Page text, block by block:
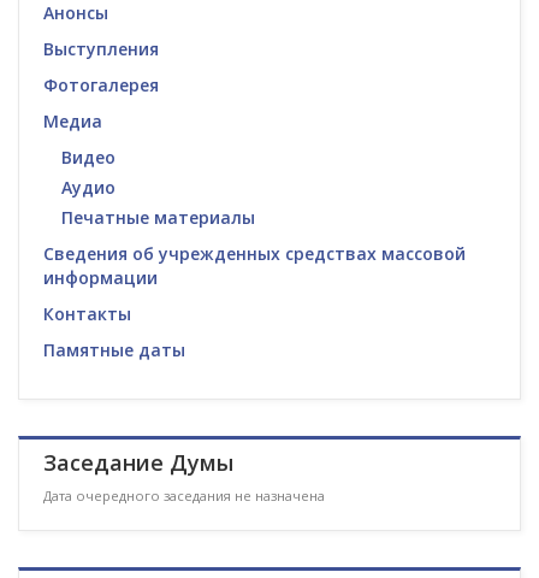
Анонсы
Выступления
Фотогалерея
Медиа
Видео
Аудио
Печатные материалы
Сведения об учрежденных средствах массовой
информации
Контакты
Памятные даты
Заседание Думы
Дата очередного заседания не назначена